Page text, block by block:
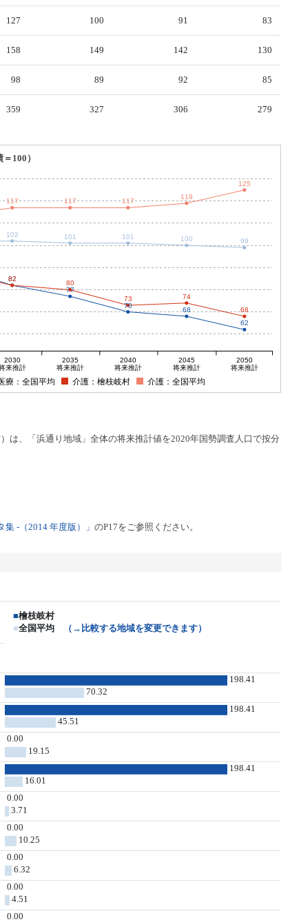
127 100 91 83
158 149 142 130
98 89 92 85
359 327 306 279
100）
82
77
70
68
62
102 101 101 100 99
82
80
73
74
68
117 117 117
119
125
2030
来推計
2035
将来推計
2040
将来推計
2045
将来推計
2050
将来推計
療：全国平均 介護：檜枝岐村 介護：全国平均
、「浜通り地域」全体の将来推計値を2020年国勢調査人口で按分
集 -（2014 年度版）」のP17をご参照ください。
■檜枝岐村
■全国平均 （→比較する地域を変更できます）
198.41
70.32
198.41
45.51
0.00
19.15
198.41
16.01
0.00
3.71
0.00
10.25
0.00
6.32
0.00
4.51
0.00